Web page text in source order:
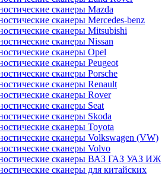
сканеры Mazda
сканеры Mercedes-benz
сканеры Mitsubishi
сканеры Nissan
сканеры Opel
сканеры Peugeot
сканеры Porsche
сканеры Renault
сканеры Rover
сканеры Seat
сканеры Skoda
сканеры Toyota
сканеры Volkswagen (VW)
сканеры Volvo
сканеры ВАЗ ГАЗ УАЗ ИЖ
сканеры для китайских